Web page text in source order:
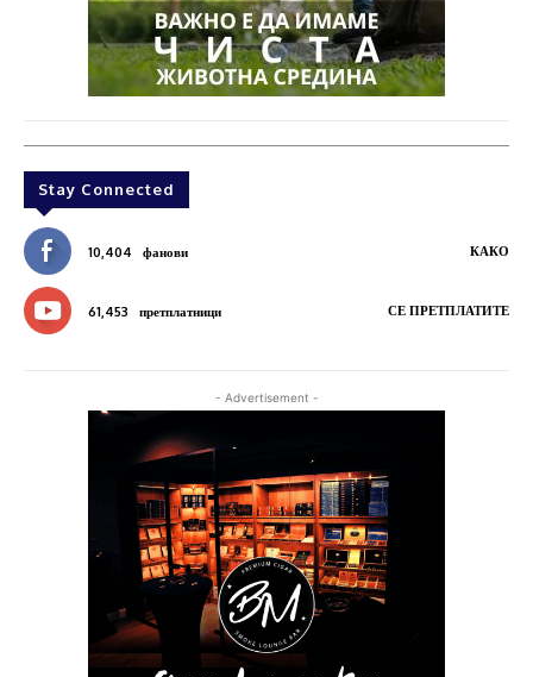
Stay Connected
10,404 фанови КАКО
61,453 претплатници СЕ ПРЕТПЛАТИТЕ
- Advertisement -